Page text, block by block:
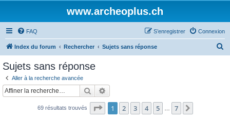
www.archeoplus.ch
FAQ Connexion
S’enregistrer
Index du forum Rechercher Sujets sans réponse
Sujets sans réponse
Aller à la recherche avancée
Rechercher
69 résultats trouvés Page 1sur7
1 2 3 4 5 7